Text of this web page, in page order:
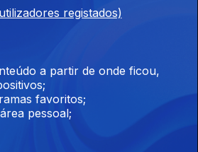
Tavares
registados)
a partir de onde ficou,
favoritos;
pessoal;